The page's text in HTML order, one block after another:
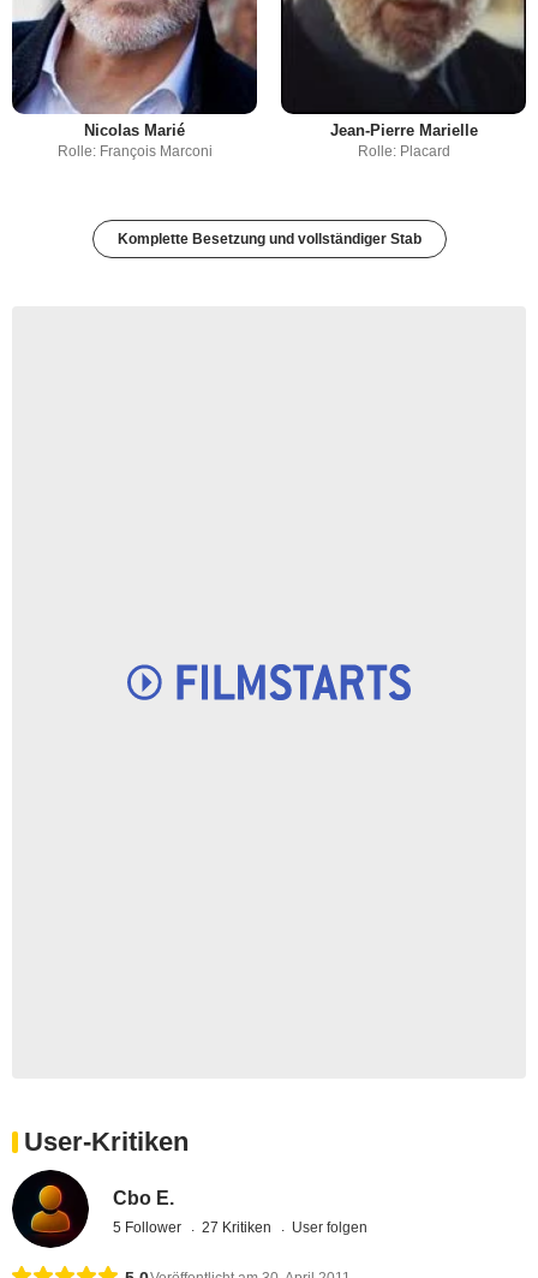
Nicolas Marié
Rolle: François Marconi
Jean-Pierre Marielle
Rolle: Placard
Komplette Besetzung und vollständiger Stab
User-Kritiken
Cbo E.
5 Follower 27 Kritiken User folgen